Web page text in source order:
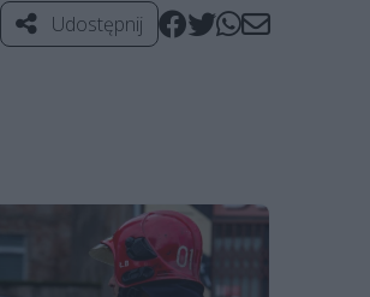
Udostępnij